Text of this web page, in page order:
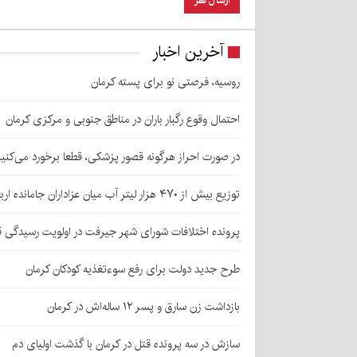
آخرین اخبار
روسیه، فرصتی نو برای پسته کرمان
احتمال وقوع رگبار باران در مناطق جنوبی و مرکزی کرمان
در صورت احراز هرگونه قصور پزشکی، قطعا برخورد
توزیع بیش از ۴۷۰ هزار لیتر آب میان عزاداران جامانده اربعین در کرمان
پرونده اختلافات شورای شهر جیرفت در اولویت
طرح جدید دولت برای رفع سوءتغذیه کودکان کرمان
بازداشت زن سارق و پسر ۱۲ ساله‌اش در کرمان
سازش در سه پرونده قتل در کرمان با گذشت اولیای دم